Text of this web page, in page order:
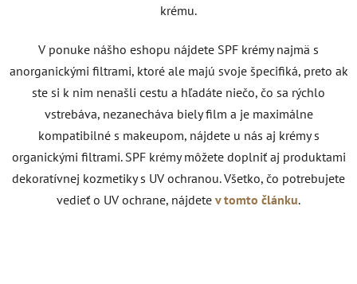
krému.
V ponuke nášho eshopu nájdete SPF krémy najmä s
anorganickými filtrami, ktoré ale majú svoje špecifiká, preto ak
ste si k nim nenašli cestu a hľadáte niečo, čo sa rýchlo
vstrebáva, nezanecháva biely film a je maximálne
kompatibilné s makeupom, nájdete u nás aj krémy s
organickými filtrami. SPF krémy môžete doplniť aj produktami
dekoratívnej kozmetiky s UV ochranou. Všetko, čo potrebujete
vedieť o UV ochrane, nájdete v tomto článku.